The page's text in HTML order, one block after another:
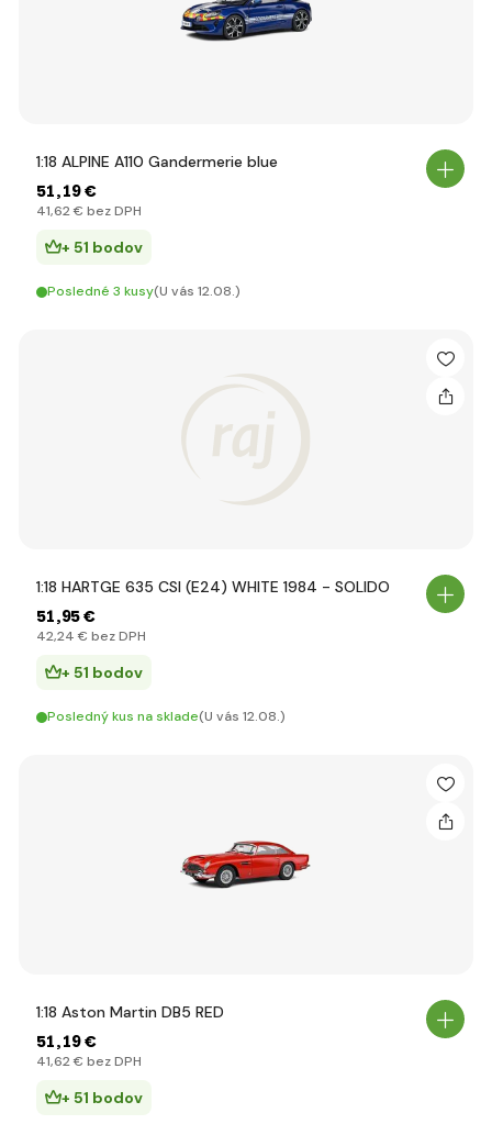
1:18 ALPINE A110 Gandermerie blue
51,19 €
41,62 € bez DPH
+ 51 bodov
Posledné 3 kusy(U vás 12.08.)
1:18 HARTGE 635 CSI (E24) WHITE 1984 - SOLIDO
51,95 €
42,24 € bez DPH
+ 51 bodov
Posledný kus na sklade(U vás 12.08.)
1:18 Aston Martin DB5 RED
51,19 €
41,62 € bez DPH
+ 51 bodov